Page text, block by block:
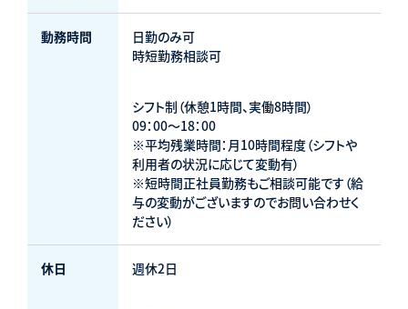
動務時問
日勤のみ可
時短勤務相談可
シフト制（休憩1時間、実働8時間）
09：00～18：00
※平均残業時間：月10時間程度（シフトや
利用者の状況に応じて変動有）
※短時間正社員勤務もご相談可能です（給
与の変動がございますのでお問い合わせく
ださい）
休日 週休2日